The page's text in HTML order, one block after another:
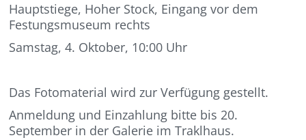
Hauptstiege, Hoher Stock, Eingang vor dem
Festungsmuseum rechts
Samstag, 4. Oktober, 10:00 Uhr
Das Fotomaterial wird zur Verfügung gestellt.
Anmeldung und Einzahlung bitte bis 20.
September in der Galerie im Traklhaus.